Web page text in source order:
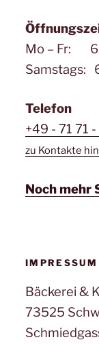
Mo – Fr:
Samstags:
Telefon
+49 - 71 71
zu Kontakte
Noch mehr
IMPRESSUM
Bäckerei &
73525